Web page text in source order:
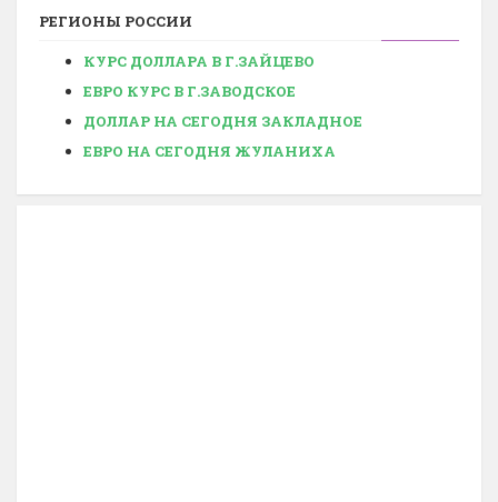
РЕГИОНЫ РОССИИ
КУРС ДОЛЛАРА В Г.ЗАЙЦЕВО
ЕВРО КУРС В Г.ЗАВОДСКОЕ
ДОЛЛАР НА СЕГОДНЯ ЗАКЛАДНОЕ
ЕВРО НА СЕГОДНЯ ЖУЛАНИХА